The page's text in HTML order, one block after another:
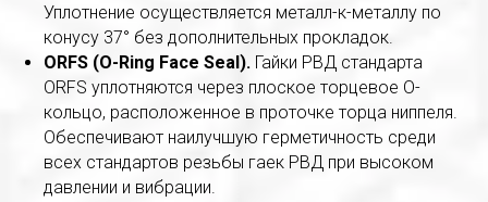
Уплотнение осуществляется металл-к-металлу по
конусу 37° без дополнительных прокладок.
ORFS (O-Ring Face Seal). Гайки РВД стандарта
ORFS уплотняются через плоское торцевое O-
кольцо, расположенное в проточке торца ниппеля.
Обеспечивают наилучшую герметичность среди
всех стандартов резьбы гаек РВД при высоком
давлении и вибрации.